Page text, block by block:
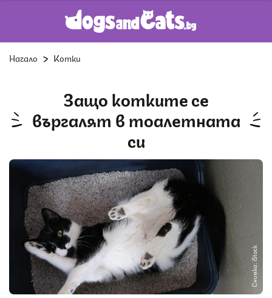
Начало Котки
Защо котките се
въргалят в тоалетната
си
Снимка: iStock